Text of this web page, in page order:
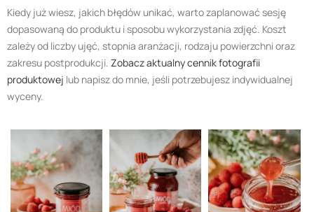
Kiedy już wiesz, jakich błędów unikać, warto zaplanować sesję
dopasowaną do produktu i sposobu wykorzystania zdjęć. Koszt
zależy od liczby ujęć, stopnia aranżacji, rodzaju powierzchni oraz
zakresu postprodukcji. Zobacz aktualny cennik fotografii
produktowej lub napisz do mnie, jeśli potrzebujesz indywidualnej
wyceny.